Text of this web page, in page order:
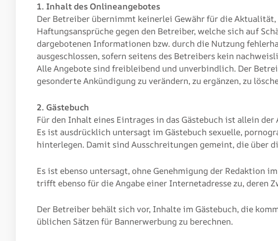
1. Inhalt des Onlineangebotes
Der Betreiber übernimmt keinerlei Gewähr für die
Haftungsansprüche gegen den Betreiber, welche sich auf
dargebotenen Informationen bzw. durch die Nutzung
ausgeschlossen, sofern seitens des Betreibers kein
Alle Angebote sind freibleibend und unverbindlich. Der
gesonderte Ankündigung zu verändern, zu ergänzen, zu
2. Gästebuch
Für den Inhalt eines Eintrages in das Gästebuch ist allein
Es ist ausdrücklich untersagt im Gästebuch sexuelle,
hinterlegen. Damit sind Ausschreitungen gemeint, die über
Es ist ebenso untersagt, ohne Genehmigung der Redaktion
trifft ebenso für die Angabe einer Internetadresse zu, deren
Der Betreiber behält sich vor, Inhalte im Gästebuch, die
üblichen Sätzen für Bannerwerbung zu berechnen.